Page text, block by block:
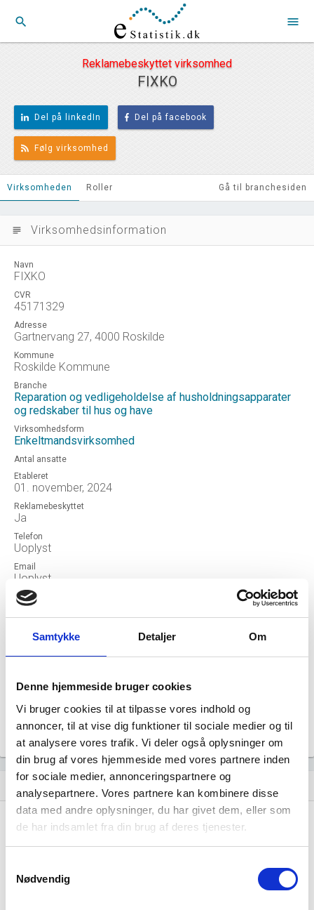
Samtykke Detaljer Om
Denne hjemmeside bruger cookies
Vi bruger cookies til at tilpasse vores indhold og
annoncer, til at vise dig funktioner til sociale medier og til
at analysere vores trafik. Vi deler også oplysninger om
din brug af vores hjemmeside med vores partnere inden
for sociale medier, annonceringspartnere og
analysepartnere. Vores partnere kan kombinere disse
data med andre oplysninger, du har givet dem, eller som
de har indsamlet fra din brug af deres tjenester.
Nødvendig
search menu
Reklamebeskyttet virksomhed
FIXKO
Del på linkedIn Del på facebook
Følg virksomhed
Virksomheden Roller Gå til branchesiden
subject Virksomhedsinformation
Navn
FIXKO
CVR
45171329
Adresse
Gartnervang 27, 4000 Roskilde
Kommune
Roskilde Kommune
Branche
Reparation og vedligeholdelse af husholdningsapparater
og redskaber til hus og have
Virksomhedsform
Enkeltmandsvirksomhed
Antal ansatte
Etableret
01. november, 2024
Reklamebeskyttet
Ja
Telefon
Uoplyst
Email
Uoplyst
Hjemmeside
FIXKO
Ophørt
Revisor
Formål
Tegningsregel
Uoplyst
Udvikling i antal ansatte